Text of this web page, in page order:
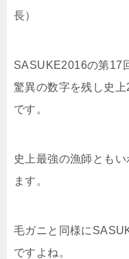
長）
SASUKE2016の第17
驚異の数字を残し史
です。
史上最強の漁師とも
ます。
毛ガニと同様に
ですよね。